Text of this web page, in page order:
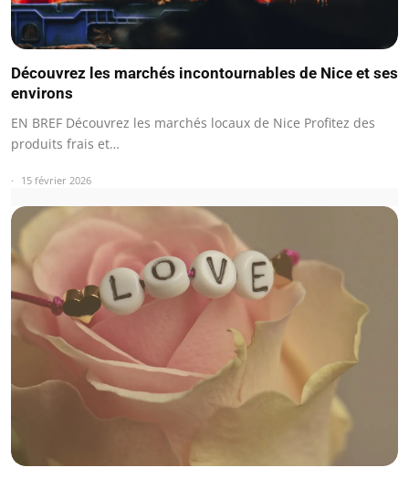
Découvrez les marchés incontournables de Nice et ses
environs
EN BREF Découvrez les marchés locaux de Nice Profitez des
produits frais et…
15 février 2026